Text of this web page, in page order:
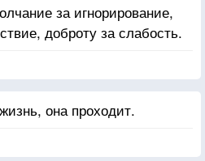
за игнорирование,
доброту за слабость.
она проходит.